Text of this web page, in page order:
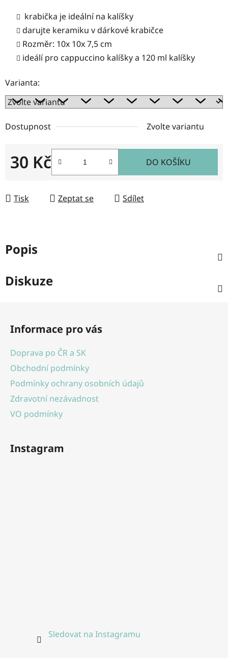
krabička je ideální na kalíšky
darujte keramiku v dárkové krabičce
Rozměr: 10x 10x 7,5 cm
ideálí pro cappuccino kalíšky a 120 ml kalíšky
Varianta:
Dostupnost Zvolte variantu
30 Kč
Měrná cena:
DO KOŠÍKU
Tisk Zeptat se Sdílet
Popis
Diskuze
Informace pro vás
Doprava po ČR a SK
Obchodní podmínky
Podmínky ochrany osobních údajů
Zdravotní nezávadnost
VO podmínky
Instagram
Sledovat na Instagramu